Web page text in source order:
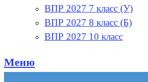
ВПР 2027 7 класс (У)
ВПР 2027 8 класс (Б)
ВПР 2027 10 класс
Меню